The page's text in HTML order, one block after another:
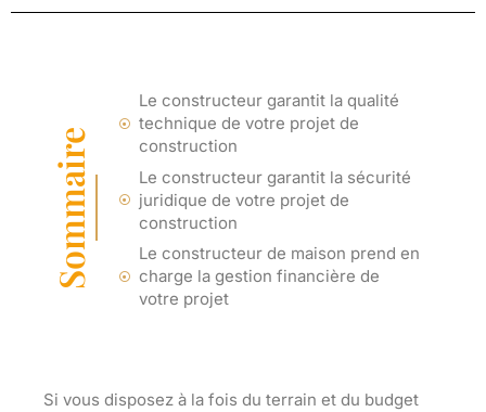
Sommaire
Le constructeur garantit la qualité
technique de votre projet de
construction
Le constructeur garantit la sécurité
juridique de votre projet de
construction
Le constructeur de maison prend en
charge la gestion financière de
votre projet
Si vous disposez à la fois du terrain et du budget